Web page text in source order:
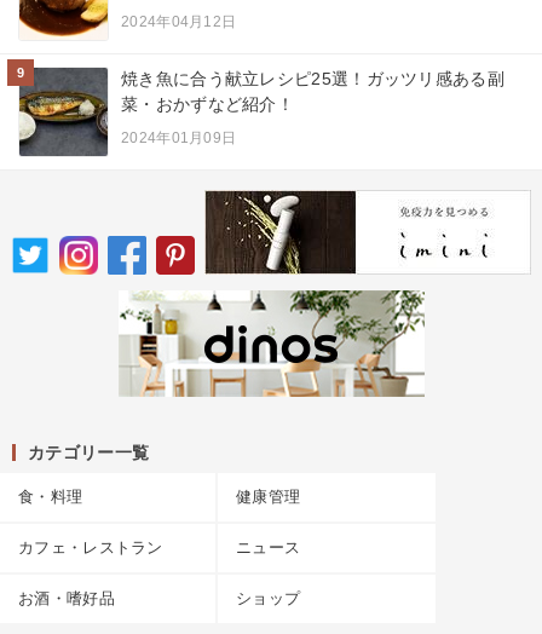
2024年04月12日
9
焼き魚に合う献立レシピ25選！ガッツリ感ある副
菜・おかずなど紹介！
2024年01月09日
カテゴリー一覧
食・料理 健康管理
カフェ・レストラン ニュース
お酒・嗜好品 ショップ